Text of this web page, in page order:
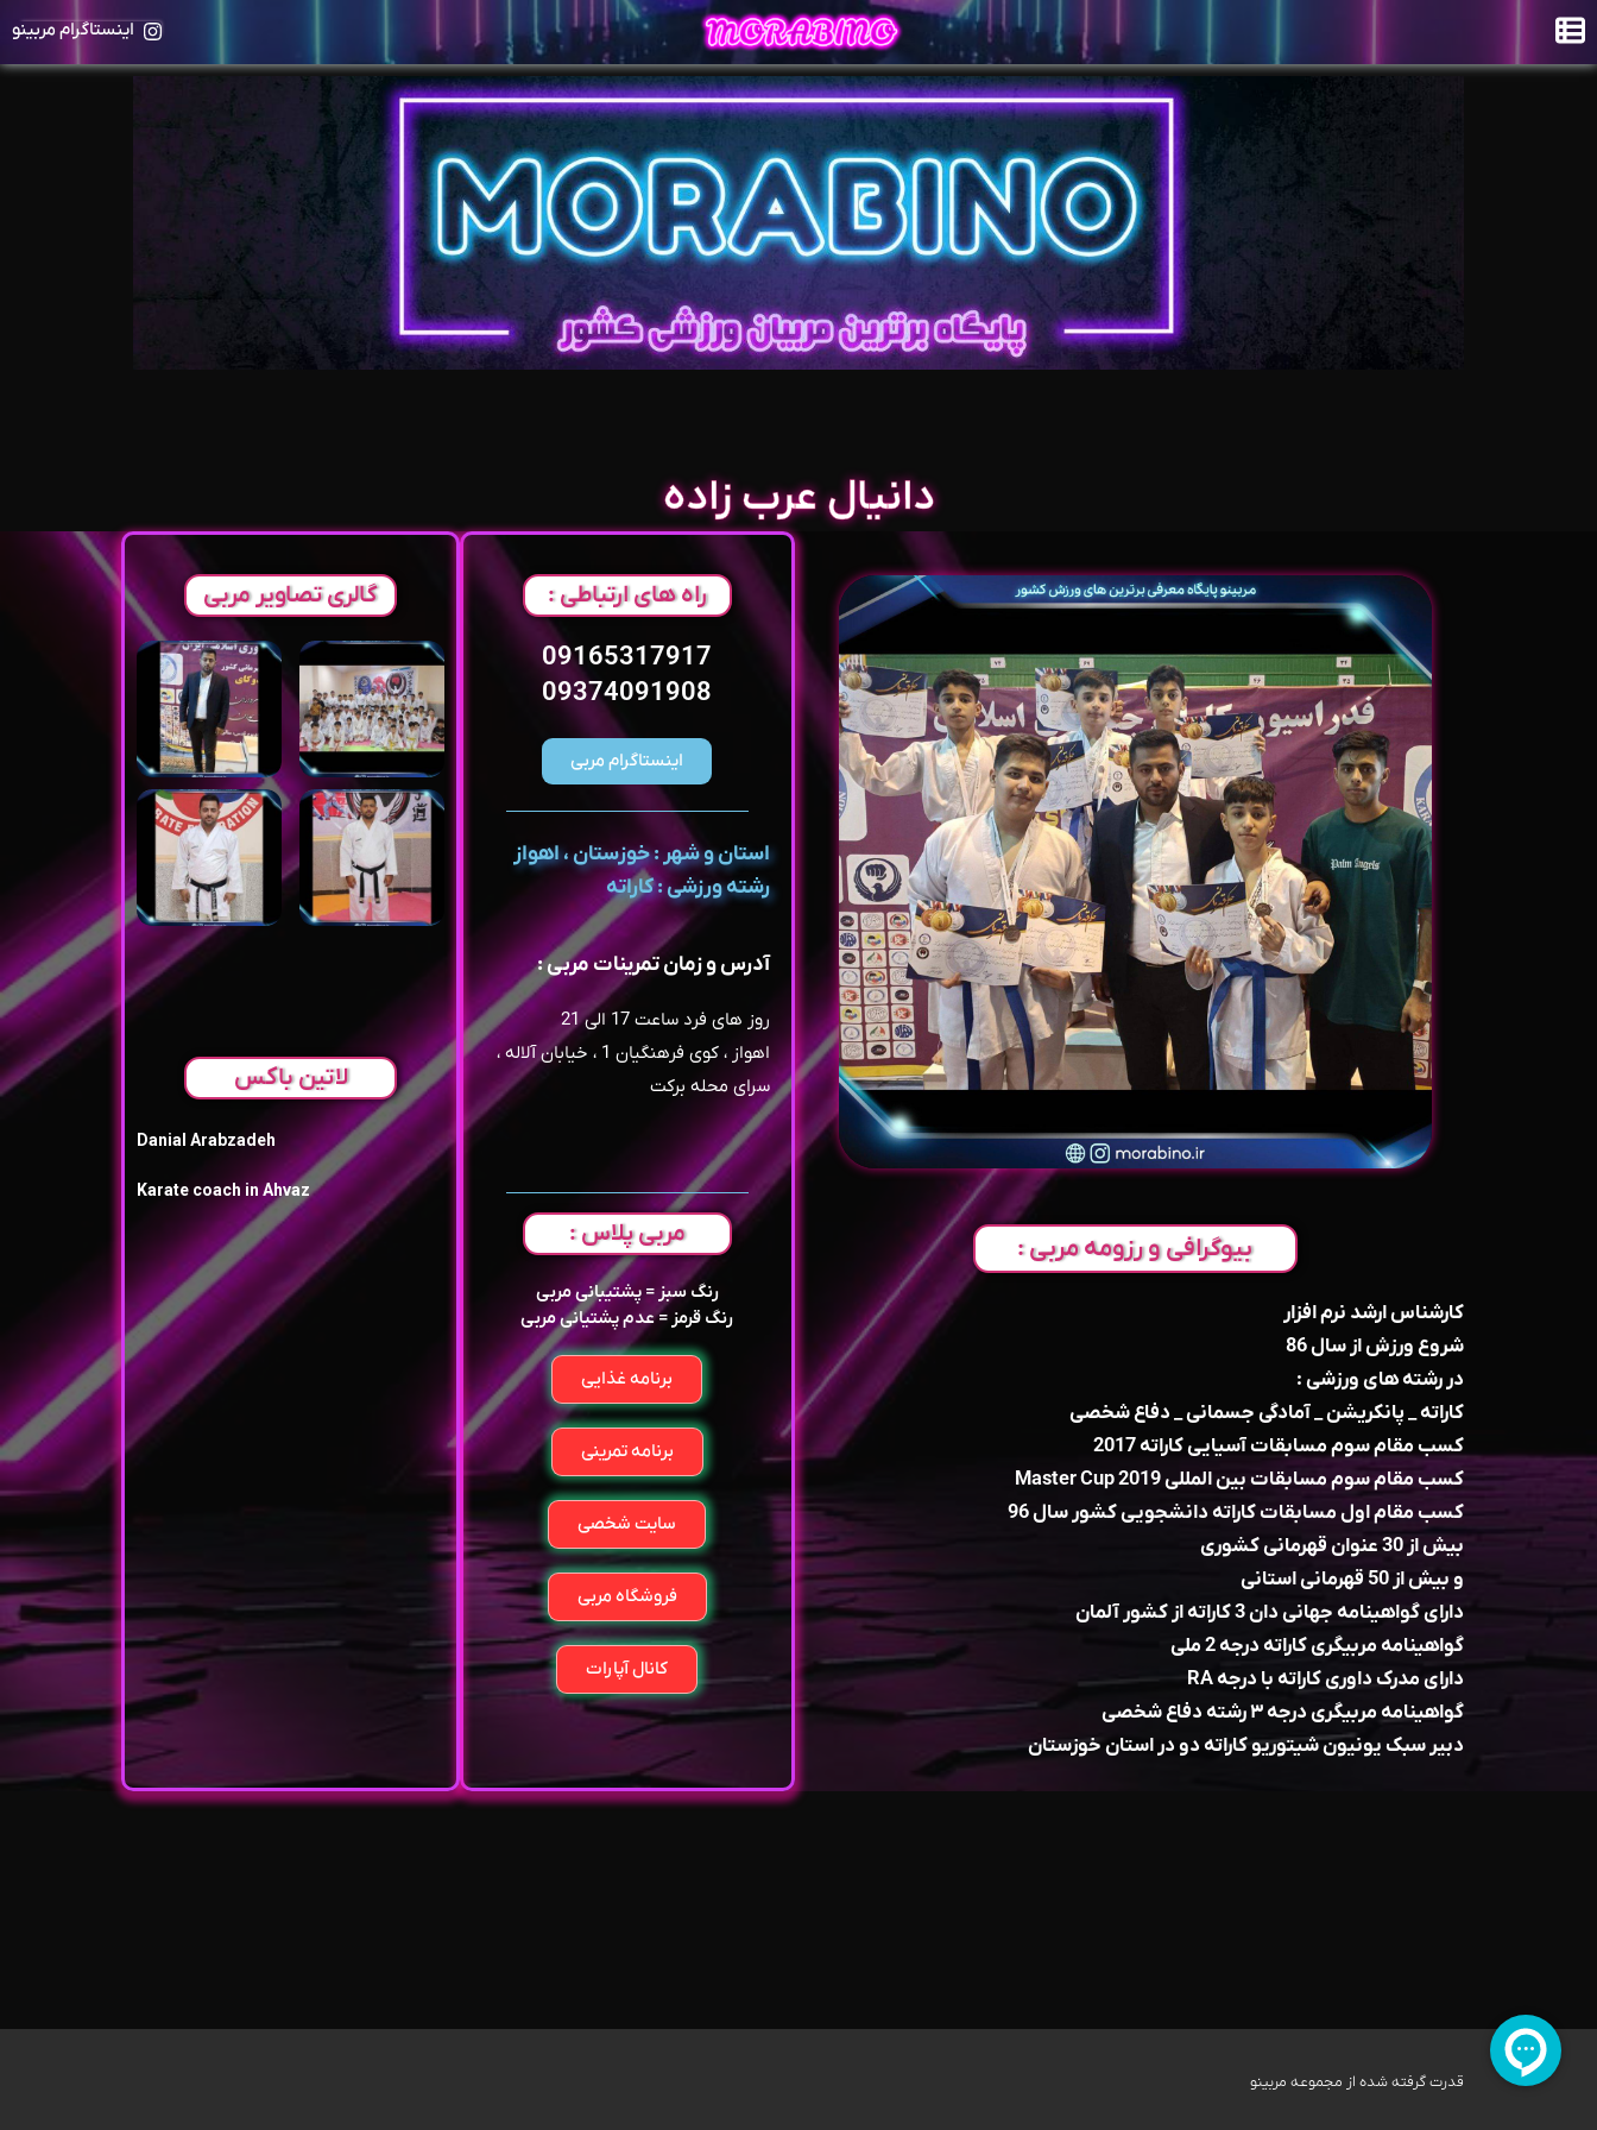
اینستاگرام مربینو
دانیال عرب زاده
بیوگرافی و رزومه مربی :
کارشناس ارشد نرم افزار
شروع ورزش از سال 86
در رشته های ورزشی :
کاراته ‌_ پانکریشن _ آمادگی جسمانی _ دفاع شخصی
کسب مقام سوم مسابقات آسیایی کاراته 2017
کسب مقام سوم مسابقات بین المللی Master Cup 2019
کسب مقام اول مسابقات کاراته دانشجویی کشور سال 96
بیش از 30 عنوان قهرمانی کشوری
و بیش از 50 قهرمانی استانی
دارای گواهینامه جهانی دان 3 کاراته از کشور آلمان
گواهینامه مربیگری کاراته درجه 2 ملی
دارای مدرک داوری کاراته با درجه RA
گواهینامه مربیگری درجه ۳ رشته دفاع شخصی
دبیر سبک یونیون شیتوریو کاراته دو در استان خوزستان
راه های ارتباطی :
09165317917
09374091908
اینستاگرام مربی
استان و شهر : خوزستان ، اهواز
رشته ورزشی : کاراته
آدرس و زمان تمرینات مربی :
روز های فرد ساعت 17 الی 21
اهواز ، کوی فرهنگیان 1 ، خیابان آلاله ،
سرای محله برکت
مربی پلاس :
رنگ سبز = پشتیبانی مربی
رنگ قرمز = عدم پشتیانی مربی
برنامه غذایی
برنامه تمرینی
سایت شخصی
فروشگاه مربی
کانال آپارات
گالری تصاویر مربی
لاتین باکس
Danial Arabzadeh
Karate coach in Ahvaz
قدرت گرفته شده از مجموعه مربینو